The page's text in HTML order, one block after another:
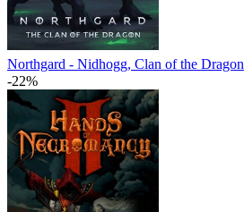
Northgard - Nidhogg, Clan of the Dragon
-22%